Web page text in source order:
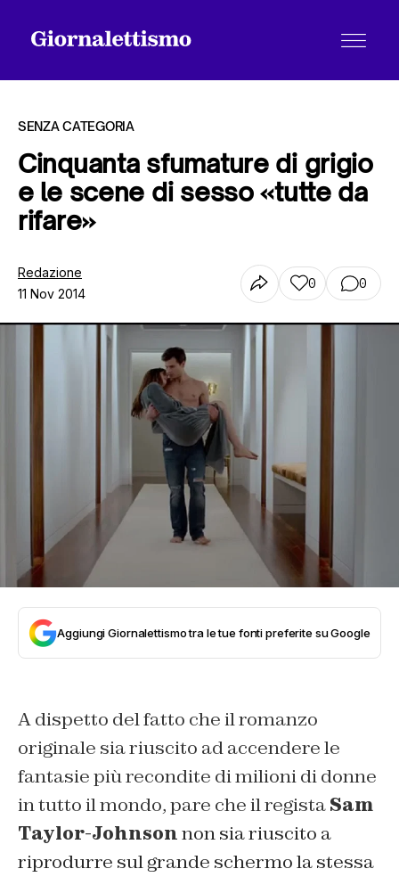
Tutti gli articoli
Chi siamo
SENZA CATEGORIA
Cinquanta sfumature di grigio
e le scene di sesso «tutte da
rifare»
Redazione
11 Nov 2014
0 0
Aggiungi Giornalettismo tra le tue fonti preferite su Google
A dispetto del fatto che il romanzo
originale sia riuscito ad accendere le
fantasie più recondite di milioni di donne
in tutto il mondo, pare che il registaSam
Taylor-Johnsonnon sia riuscito a
riprodurre sul grande schermo la stessa